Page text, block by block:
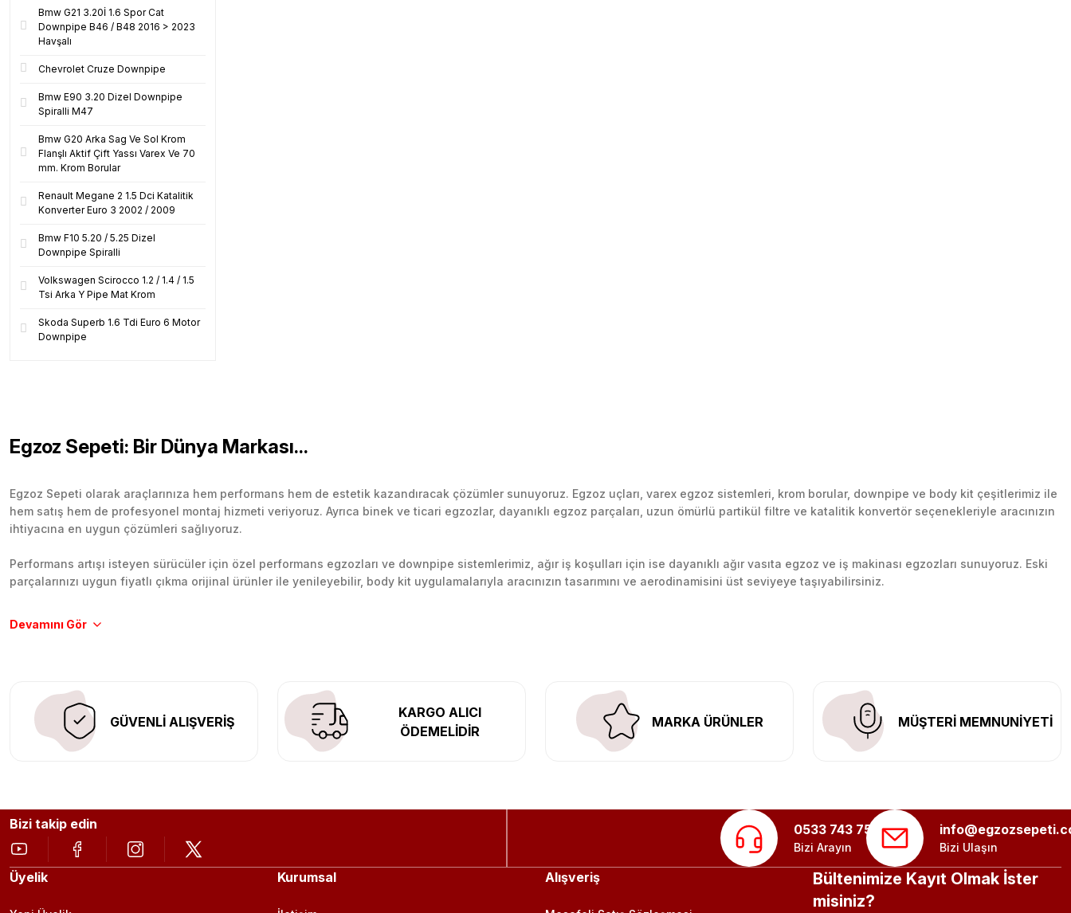
Bmw G21 3.20İ 1.6 Spor Cat
Downpipe B46 / B48 2016 > 2023
Havşalı
Chevrolet Cruze Downpipe
Bmw E90 3.20 Dizel Downpipe
Spiralli M47
Bmw G20 Arka Sag Ve Sol Krom
Flanşlı Aktif Çift Yassı Varex Ve 70
mm. Krom Borular
Renault Megane 2 1.5 Dci Katalitik
Konverter Euro 3 2002 / 2009
Bmw F10 5.20 / 5.25 Dizel
Downpipe Spiralli
Volkswagen Scirocco 1.2 / 1.4 / 1.5
Tsi Arka Y Pipe Mat Krom
Skoda Superb 1.6 Tdi Euro 6 Motor
Downpipe
Egzoz Sepeti: Bir Dünya Markası...
Egzoz Sepeti olarak araçlarınıza hem performans hem de estetik kazandıracak çözümler sunuyoruz. Egzoz uçları, varex egzoz sistemleri, krom borular, downpipe ve body kit çeşitlerimiz ile
hem satış hem de profesyonel montaj hizmeti veriyoruz. Ayrıca binek ve ticari egzozlar, dayanıklı egzoz parçaları, uzun ömürlü partikül filtre ve katalitik konvertör seçenekleriyle aracınızın
ihtiyacına en uygun çözümleri sağlıyoruz.
Performans artışı isteyen sürücüler için özel performans egzozları ve downpipe sistemlerimiz, ağır iş koşulları için ise dayanıklı ağır vasıta egzoz ve iş makinası egzozları sunuyoruz. Eski
parçalarınızı uygun fiyatlı çıkma orijinal ürünler ile yenileyebilir, body kit uygulamalarıyla aracınızın tasarımını ve aerodinamisini üst seviyeye taşıyabilirsiniz.
Tüm ürünlerimiz orijinal, dayanıklı ve uzun ömürlüdür. İstanbul’daki montaj merkezimizde profesyonel montaj yapıyor, Türkiye’nin her yerine güvenli kargo ile teslimat gerçekleştiriyoruz.
GÜVENLİ ALIŞVERİŞ
KARGO ALICI
ÖDEMELİDİR
MARKA ÜRÜNLER MÜŞTERİ MEMNUNİYETİ
Bizi takip edin 0533 743 75 56
Bizi Arayın Bizi Ulaşın
Üyelik Kurumsal Alışveriş
Bültenimize Kayıt Olmak İster
misiniz?